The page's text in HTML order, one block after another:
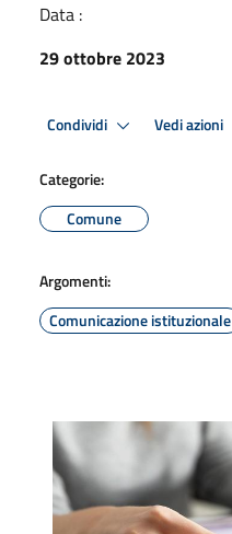
Data :
29 ottobre 2023
Condividi Vedi azioni
Categorie:
Comune
Argomenti:
Comunicazione istituzionale